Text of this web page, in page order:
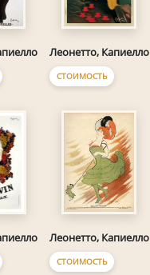
Леонетто, Капиелло
СТОИМОСТЬ
Леонетто, Капиелло
СТОИМОСТЬ